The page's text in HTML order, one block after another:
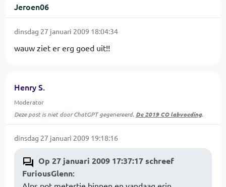
Jeroen06
dinsdag 27 januari 2009 18:04:34
wauw ziet er erg goed uit!!
Henry S.
Moderator
Deze post is niet door ChatGPT gegenereerd. De 2019 CO labvoeding.
dinsdag 27 januari 2009 19:18:16
Op 27 januari 2009 17:37:17 schreef
FuriousGlenn: